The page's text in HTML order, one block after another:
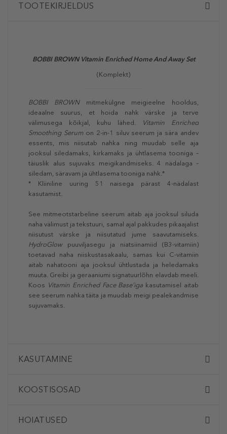
TOOTEKIRJELDUS
BOBBI BROWN Vitamin Enriched Home And Away Set
(Komplekt)
BOBBI BROWNmitmekülgne meigieelne hooldus,
ideaalne suurus, et hoida nahk värske ja terve
välimusega kõikjal, kuhu lähed.
Vitamin Enriched
Smoothing Serumon 2-in-1 siluv seerum ja sära andev
essents, mis niisutab nahka ning muudab selle aja
jooksul siledamaks, kirkamaks ja ühtlasema tooniga –
täiuslik alus sujuvaks meigikandmiseks. 4 nädalaga –
siledam, säravam ja ühtlasema tooniga nahk.*
* Kliiniline uuring 51 naisega pärast 4-nädalast
kasutamist.
See mitmeotstarbeline seerum aitab aja jooksul siluda
naha välimust ja tekstuuri, samal ajal pakkudes pikaajalist
niisutust värske ja niisutatud jume saavutamiseks.
HydroGlowpuuviljasegu ja niatsiinamiid (B3-vitamiin)
toetavad naha niiskustasakaalu, samas kui C-vitamiin
aitab nahatooni aja jooksul ühtlustada ja heledamaks
muuta. Greibi ja geraaniumi signatuurlõhn elavdab meeli.
Koos Vitamin Enriched Face Base’iga kasutamisel aitab
see seerum nahka täita ja muudab meigi pealekandmise
sujuvamaks.
KASUTAMINE
KOOSTISOSAD
HOIATUSED